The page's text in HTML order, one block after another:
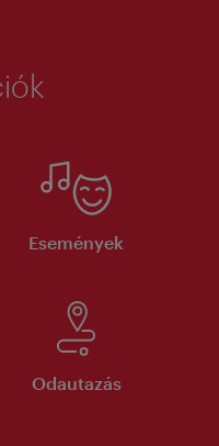
Események
Odautazás